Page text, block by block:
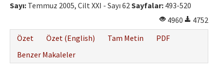
Sayı: Temmuz 2005, Cilt XXI - Sayı 62Sayfalar: 493-520
4960
4752
Özet
Özet (English) Tam Metin
PDF
Benzer Makaleler